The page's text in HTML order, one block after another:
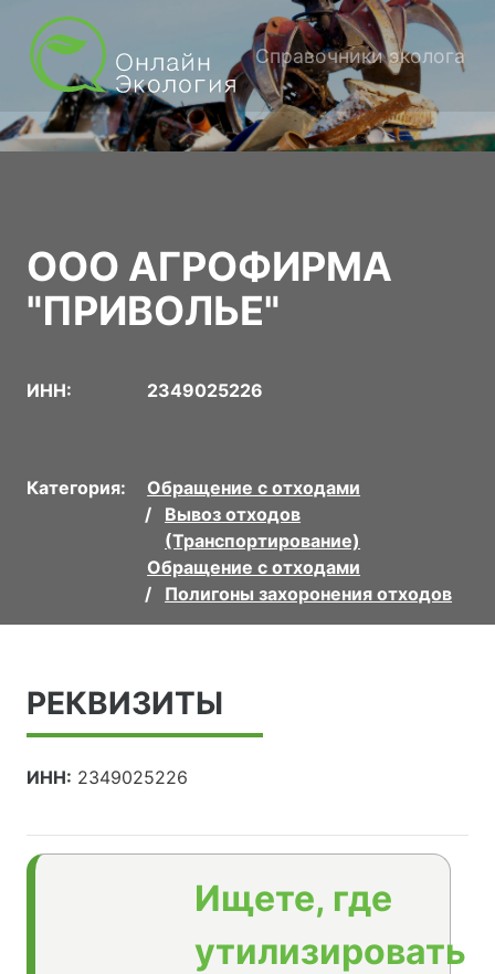
Справочники эколога
ООО АГРОФИРМА
"ПРИВОЛЬЕ"
ИНН: 2349025226
Категория:
Обращение с отходами
Вывоз отходов
(Транспортирование)
Обращение с отходами
Полигоны захоронения отходов
РЕКВИЗИТЫ
ИНН: 2349025226
Ищете, где
утилизировать